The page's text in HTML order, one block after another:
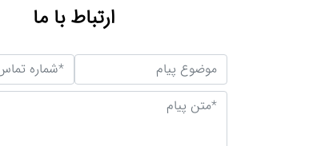
ارتباط با ما